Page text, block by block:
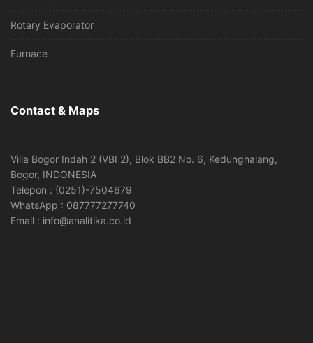
Rotary Evaporator
Furnace
Contact & Maps
Villa Bogor Indah 2 (VBI 2), Blok BB2 No. 6, Kedunghalang,
Bogor, INDONESIA
Telepon : (0251)-7504679
WhatsApp : 087777277740
Email : info@analitika.co.id